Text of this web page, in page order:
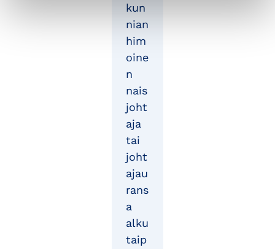
kun
nian
him
oine
n
nais
joht
aja
tai
joht
ajau
rans
a
alku
taip